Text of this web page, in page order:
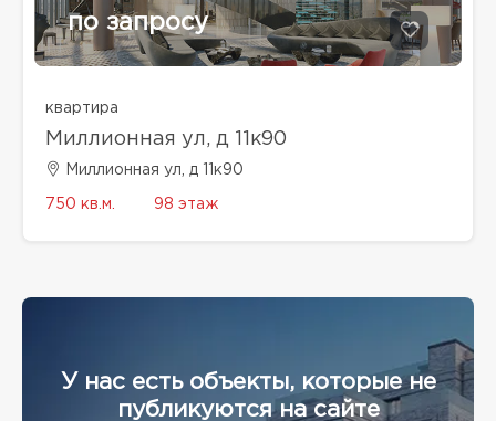
по запросу
квартира
Миллионная ул, д 11к90
Миллионная ул, д 11к90
750 кв.м. 98 этаж
У нас есть объекты, которые не
публикуются на сайте